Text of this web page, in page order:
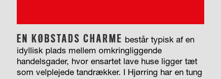
EN KØBSTADS CHARME består typisk af en
idyllisk plads mellem omkringliggende
handelsgader, hvor ensartet lave huse ligger tæt
som velplejede tandrækker. I Hjørring har en tung